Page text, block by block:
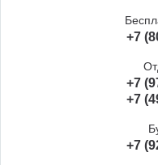
+7
+7
+7
+7